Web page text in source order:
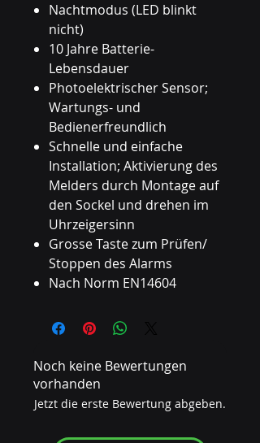
Nachtmodus (LED blinkt
nicht)
10 Jahre Batterie-
Lebensdauer
Photoelektrischer Sensor;
Wartungs- und
Bedienerfreundlich
Schnelle und einfache
Installation; Aktivierung des
Melders durch Montage auf
den Sockel und drehen im
Uhrzeigersinn
Grosse Taste zum Prüfen/
Stoppen des Alarms
Nach Norm EN14604
Noch keine Bewertungen
vorhanden
Jetzt die erste Bewertung abgeben.